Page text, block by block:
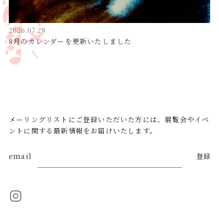
2026.07.28
8月のカレンダーを更新いたしました
メーリングリストにご登録いただいた方には、展覧会やイベ
ントに関する最新情報をお届けいたします。
email 登録